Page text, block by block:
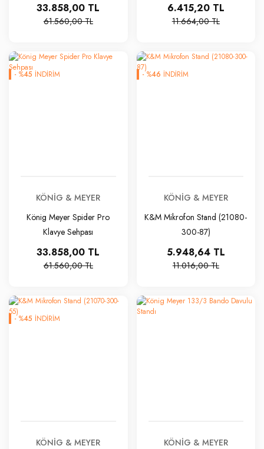
33.858,00 TL
61.560,00 TL
6.415,20 TL
11.664,00 TL
- %45 İNDİRİM
KÖNIG & MEYER
König Meyer Spider Pro
Klavye Sehpası
33.858,00 TL
61.560,00 TL
-%46 İNDİRİM
KÖNIG & MEYER
K&M Mikrofon Stand (21080-
300-87)
5.948,64 TL
11.016,00 TL
-%45 İNDİRİM
KÖNIG & MEYER
KÖNIG & MEYER